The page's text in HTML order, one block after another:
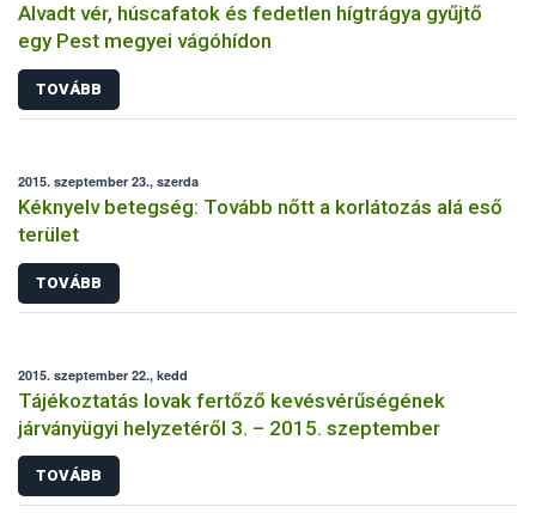
Alvadt vér, húscafatok és fedetlen hígtrágya gyűjtő
egy Pest megyei vágóhídon
TOVÁBB
2015. szeptember 23., szerda
Kéknyelv betegség: Tovább nőtt a korlátozás alá eső
terület
TOVÁBB
2015. szeptember 22., kedd
Tájékoztatás lovak fertőző kevésvérűségének
járványügyi helyzetéről 3. – 2015. szeptember
TOVÁBB